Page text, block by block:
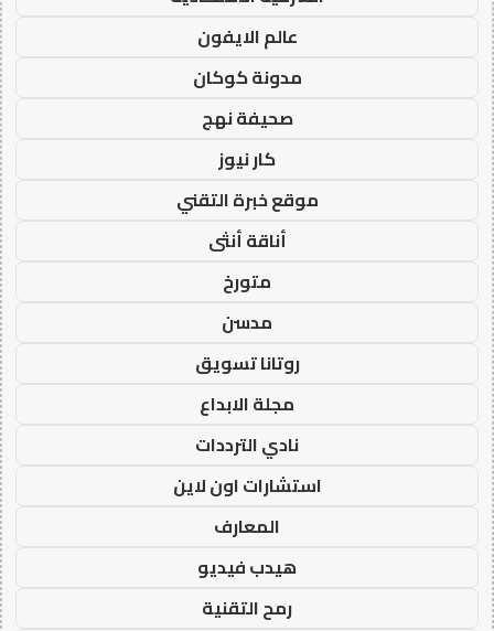
عالم الايفون
مدونة كوكان
صحيفة نهج
كار نيوز
موقع خبرة التقني
أناقة أنثى
متورخ
مدسن
روتانا تسويق
مجلة الابداع
نادي الترددات
استشارات اون لاين
المعارف
هيدب فيديو
رمح التقنية